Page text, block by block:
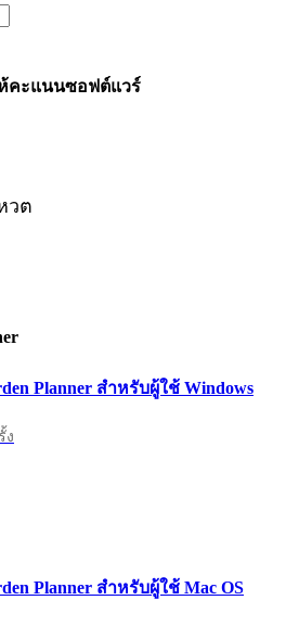
คะแนนซอฟต์แวร์
วต
Planner สำหรับผู้ใช้ Windows
ง
Planner สำหรับผู้ใช้ Mac OS